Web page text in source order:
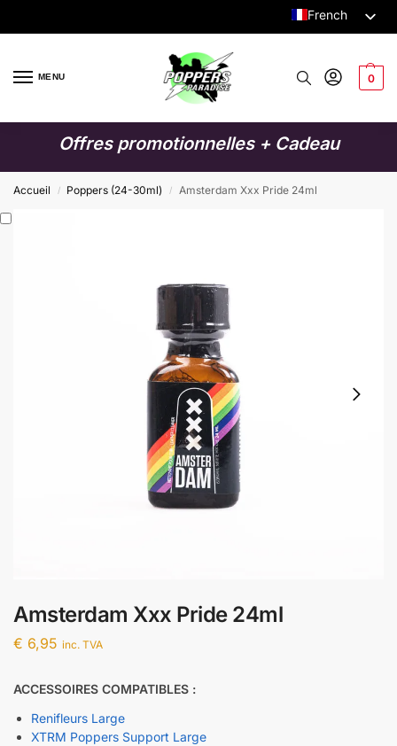
French
English
Swedish
MENU 0
Offres promotionnelles + Cadeau
Accueil / Poppers (24-30ml) / Amsterdam Xxx Pride 24ml
Amsterdam Xxx Pride 24ml
€ 6,95 inc. TVA
ACCESSOIRES COMPATIBLES :
Renifleurs Large
XTRM Poppers Support Large